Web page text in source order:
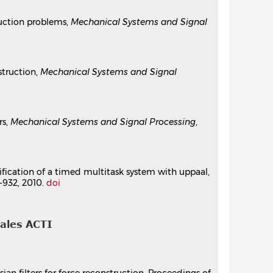
: PICOF’22
estimations
une vision bayésienne unifiée du
sparse excitation sources
ICAST 2018
, Sep 2018, Seoul, South Korea
problems, Mechanical Systems and Signal
Mechanical Systems and Signal
Mechanical Systems and Signal Processing,
of a timed multitask system with uppaal,
932, 2010. doi
ACTI